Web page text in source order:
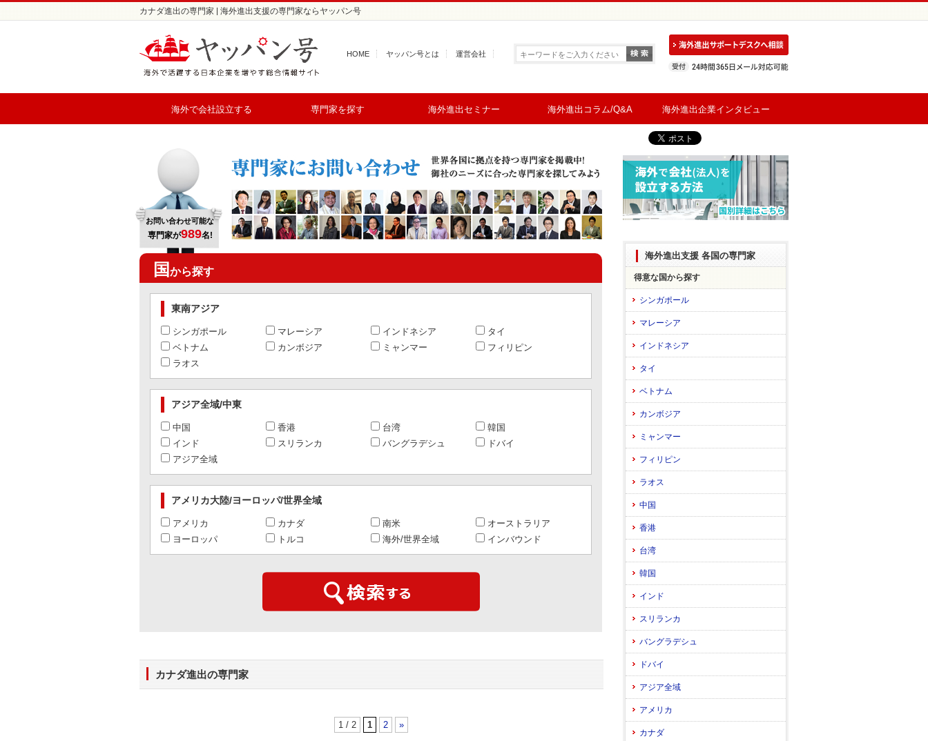
カナダ進出の専門家 | 海外進出支援の専門家ならヤッパン号
HOME ヤッパン号とは 運営会社
海外で会社設立する 専門家を探す 海外進出セミナー 海外進出コラム/Q&A 海外進出企業インタビュー
お問い合わせ可能な
専門家が989名!
国から探す
東南アジア
シンガポール マレーシア インドネシア
タイ
ベトナム
カンボジア ミャンマー
フィリピン
ラオス
アジア全域/中東
中国 香港 台湾
韓国
インド
スリランカ バングラデシュ
ドバイ
アジア全域
アメリカ大陸/ヨーロッパ/世界全域
アメリカ カナダ 南米
オーストラリア
ヨーロッパ
トルコ 海外/世界全域 インバウンド
カナダ進出の専門家
1 / 2 1 2 »
海外進出支援 各国の専門家
得意な国から探す
シンガポール
マレーシア
インドネシア
タイ
ベトナム
カンボジア
ミャンマー
フィリピン
ラオス
中国
香港
台湾
韓国
インド
スリランカ
バングラデシュ
ドバイ
アジア全域
アメリカ
カナダ